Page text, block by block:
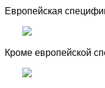
Европейская
Кроме европейской